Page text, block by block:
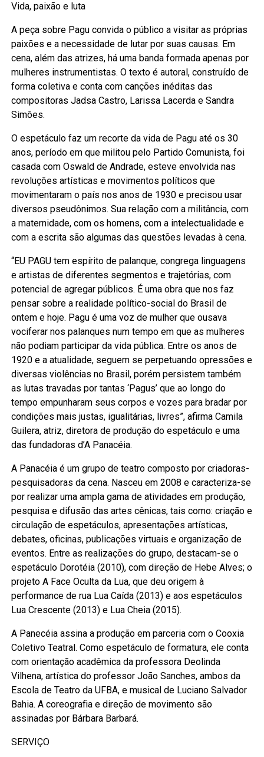
Vida, paixão e luta
A peça sobre Pagu convida o público a visitar as próprias
paixões e a necessidade de lutar por suas causas. Em
cena, além das atrizes, há uma banda formada apenas por
mulheres instrumentistas. O texto é autoral, construído de
forma coletiva e conta com canções inéditas das
compositoras Jadsa Castro, Larissa Lacerda e Sandra
Simões.
O espetáculo faz um recorte da vida de Pagu até os 30
anos, período em que militou pelo Partido Comunista, foi
casada com Oswald de Andrade, esteve envolvida nas
revoluções artísticas e movimentos políticos que
movimentaram o país nos anos de 1930 e precisou usar
diversos pseudônimos. Sua relação com a militância, com
a maternidade, com os homens, com a intelectualidade e
com a escrita são algumas das questões levadas à cena.
“EU PAGU tem espírito de palanque, congrega linguagens
e artistas de diferentes segmentos e trajetórias, com
potencial de agregar públicos. É uma obra que nos faz
pensar sobre a realidade político-social do Brasil de
ontem e hoje. Pagu é uma voz de mulher que ousava
vociferar nos palanques num tempo em que as mulheres
não podiam participar da vida pública. Entre os anos de
1920 e a atualidade, seguem se perpetuando opressões e
diversas violências no Brasil, porém persistem também
as lutas travadas por tantas ‘Pagus’ que ao longo do
tempo empunharam seus corpos e vozes para bradar por
condições mais justas, igualitárias, livres”, afirma Camila
Guilera, atriz, diretora de produção do espetáculo e uma
das fundadoras d’A Panacéia.
A Panacéia é um grupo de teatro composto por criadoras-
pesquisadoras da cena. Nasceu em 2008 e caracteriza-se
por realizar uma ampla gama de atividades em produção,
pesquisa e difusão das artes cênicas, tais como: criação e
circulação de espetáculos, apresentações artísticas,
debates, oficinas, publicações virtuais e organização de
eventos. Entre as realizações do grupo, destacam-se o
espetáculo Dorotéia (2010), com direção de Hebe Alves; o
projeto A Face Oculta da Lua, que deu origem à
performance de rua Lua Caída (2013) e aos espetáculos
Lua Crescente (2013) e Lua Cheia (2015).
A Panecéia assina a produção em parceria com o Cooxia
Coletivo Teatral. Como espetáculo de formatura, ele conta
com orientação acadêmica da professora Deolinda
Vilhena, artística do professor João Sanches, ambos da
Escola de Teatro da UFBA, e musical de Luciano Salvador
Bahia. A coreografia e direção de movimento são
assinadas por Bárbara Barbará.
SERVIÇO